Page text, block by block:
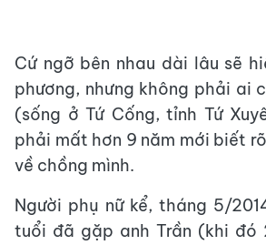
Cứ ngỡ bên nhau dài lâu sẽ
phương, nhưng không phải ai
(sống ở Tứ Cống, tỉnh Tứ
phải mất hơn 9 năm mới biết
về chồng mình.
Người phụ nữ kể, tháng 5/
tuổi đã gặp anh Trần (khi đó